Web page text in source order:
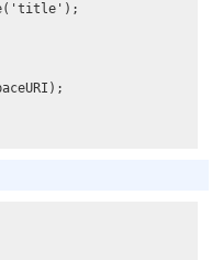
);